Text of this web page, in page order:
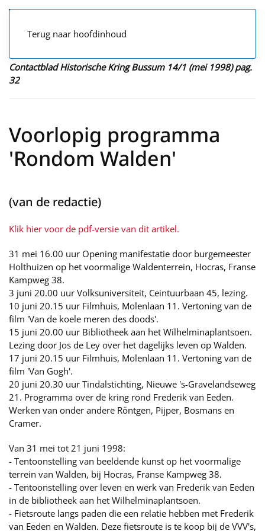
Terug naar hoofdinhoud
Contactblad Historische Kring Bussum 14/1 (mei 1998) pag.
32
Voorlopig programma
'Rondom Walden'
(van de redactie)
Klik hier voor de pdf-versie van dit artikel.
31 mei 16.00 uur Opening manifestatie door burgemeester
Holthuizen op het voormalige Waldenterrein, Hocras, Franse
Kampweg 38.
3 juni 20.00 uur Volksuniversiteit, Ceintuurbaan 45, lezing.
10 juni 20.15 uur Filmhuis, Molenlaan 11. Vertoning van de
film 'Van de koele meren des doods'.
15 juni 20.00 uur Bibliotheek aan het Wilhelminaplantsoen.
Lezing door Jos de Ley over het dagelijks leven op Walden.
17 juni 20.15 uur Filmhuis, Molenlaan 11. Vertoning van de
film 'Van Gogh'.
20 juni 20.30 uur Tindalstichting, Nieuwe 's-Gravelandseweg
21. Programma over de kring rond Frederik van Eeden.
Werken van onder andere Röntgen, Pijper, Bosmans en
Cramer.
Van 31 mei tot 21 juni 1998:
- Tentoonstelling van beeldende kunst op het voormalige
terrein van Walden, bij Hocras, Franse Kampweg 38.
- Tentoonstelling over leven en werk van Frederik van Eeden
in de bibliotheek aan het Wilhelminaplantsoen.
- Fietsroute langs paden die een relatie hebben met Frederik
van Eeden en Walden. Deze fietsroute is te koop bij de VVV's,